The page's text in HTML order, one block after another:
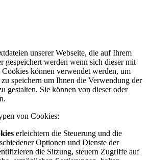
unserer Webseite, die auf Ihrem
gespeichert werden wenn sich dieser mit
können verwendet werden, um
speichern um Ihnen die Verwendung der
gestalten. Sie können von dieser oder
von Cookies:
erleichtern die Steuerung und die
Optionen und Dienste der
die Sitzung, steuern Zugriffe auf